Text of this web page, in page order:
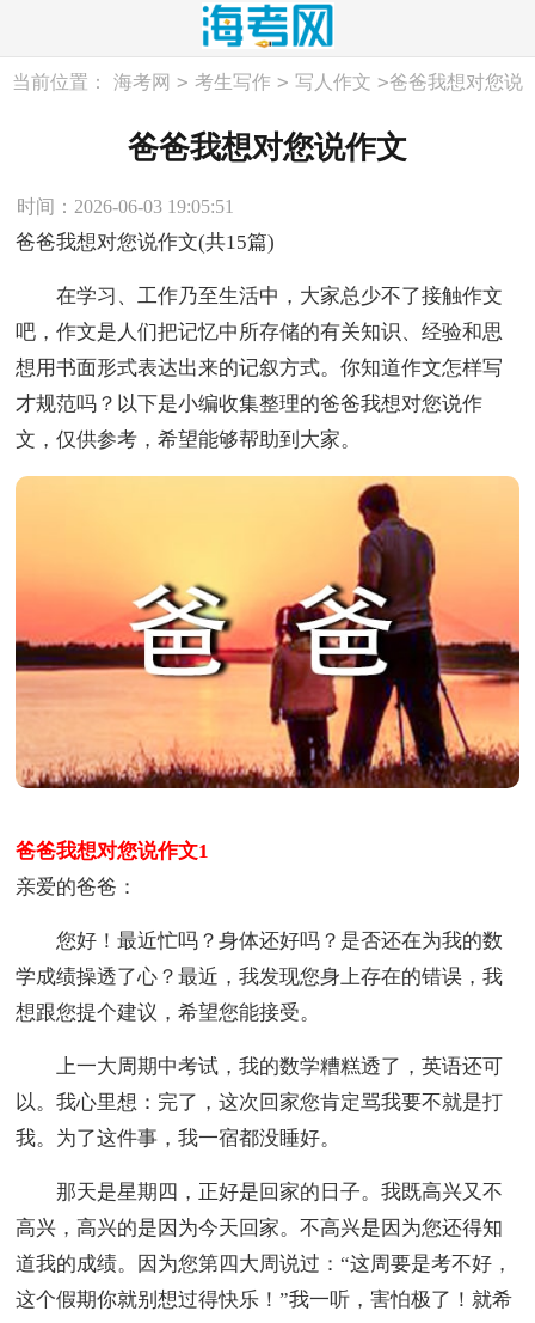
当前位置： 海考网 > 考生写作 > 写人作文 >爸爸我想对您说
爸爸我想对您说作文
时间：2026-06-03 19:05:51
爸爸我想对您说作文(共15篇)
在学习、工作乃至生活中，大家总少不了接触作文
吧，作文是人们把记忆中所存储的有关知识、经验和思
想用书面形式表达出来的记叙方式。你知道作文怎样写
才规范吗？以下是小编收集整理的爸爸我想对您说作
文，仅供参考，希望能够帮助到大家。
爸爸我想对您说作文1
亲爱的爸爸：
您好！最近忙吗？身体还好吗？是否还在为我的数
学成绩操透了心？最近，我发现您身上存在的错误，我
想跟您提个建议，希望您能接受。
上一大周期中考试，我的数学糟糕透了，英语还可
以。我心里想：完了，这次回家您肯定骂我要不就是打
我。为了这件事，我一宿都没睡好。
那天是星期四，正好是回家的日子。我既高兴又不
高兴，高兴的是因为今天回家。不高兴是因为您还得知
道我的成绩。因为您第四大周说过：“这周要是考不好，
这个假期你就别想过得快乐！”我一听，害怕极了！就希